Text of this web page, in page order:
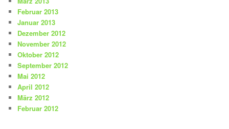
Februar 2013
Januar 2013
Dezember 2012
November 2012
Oktober 2012
September 2012
Mai 2012
April 2012
März 2012
Februar 2012